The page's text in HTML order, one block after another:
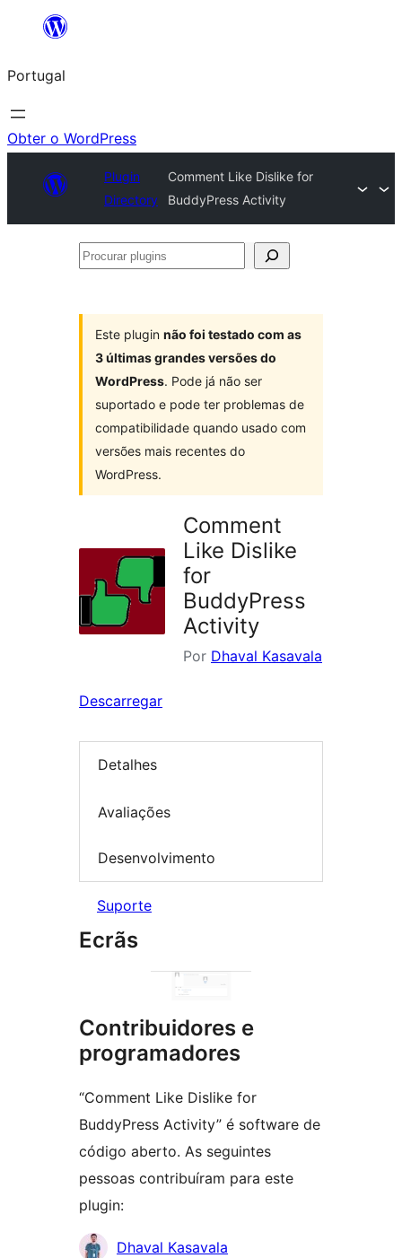
Saltar
o
conteúdo
Portugal
Obter o WordPress
Plugin
Directory
Comment Like Dislike for
BuddyPress Activity
Procurar
Este plugin não foi testado com as
3 últimas grandes versões do
WordPress. Pode já não ser
suportado e pode ter problemas de
compatibilidade quando usado com
versões mais recentes do
WordPress.
Comment
Like Dislike
for
BuddyPress
Activity
Por Dhaval Kasavala
Descarregar
Detalhes
Avaliações
Desenvolvimento
Suporte
Ecrãs
Contribuidores e
programadores
“Comment Like Dislike for
BuddyPress Activity” é software de
código aberto. As seguintes
pessoas contribuíram para este
plugin:
Contribuidores
Dhaval Kasavala